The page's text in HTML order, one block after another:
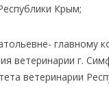
Крым;
главному
ветеринарии г.
ветеринарии